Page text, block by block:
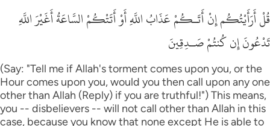
قُلْ أَرَأَيْتُكُم إِنْ أَتَـكُمْ عَذَابُ اللَّهِ أَوْ أَتَتْكُمْ السَّاعَةُ أَغَيْرَ اللَّهِ
تَدْعُونَ إِن كُنتُمْ صَـدِقِينَ
(Say: "Tell me if Allah's torment comes upon you, or the
Hour comes upon you, would you then call upon any one
other than Allah (Reply) if you are truthful!") This means,
you -- disbelievers -- will not call other than Allah in this
case, because you know that none except He is able to